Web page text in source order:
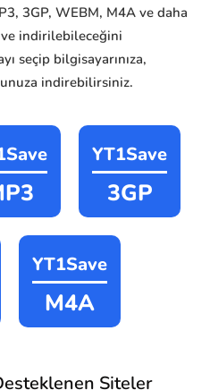
3GP, WEBM, M4A ve daha
indirilebileceğini
seçip bilgisayarınıza,
indirebilirsiniz.
YT1Save
3GP
YT1Save
M4A
Siteler